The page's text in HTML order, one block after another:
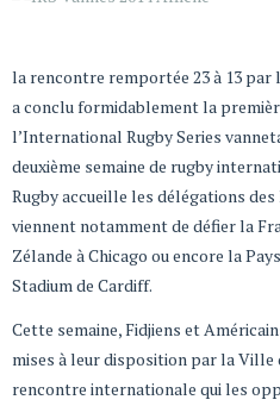
la rencontre remportée 23 à 13 par
a conclu formidablement la
l’International Rugby Series
deuxième semaine de rugby
Rugby accueille les délégations
viennent notamment de défier la
Zélande à Chicago ou encore la
Stadium de Cardiff.
Cette semaine, Fidjiens et
mises à leur disposition par la
rencontre internationale qui les